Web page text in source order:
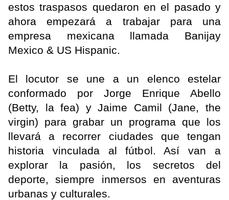
estos traspasos quedaron en el pasado y
ahora empezará a trabajar para una
empresa mexicana llamada Banijay
Mexico & US Hispanic.
El locutor se une a un elenco estelar
conformado por Jorge Enrique Abello
(Betty, la fea) y Jaime Camil (Jane, the
virgin) para grabar un programa que los
llevará a recorrer ciudades que tengan
historia vinculada al fútbol. Así van a
explorar la pasión, los secretos del
deporte, siempre inmersos en aventuras
urbanas y culturales.